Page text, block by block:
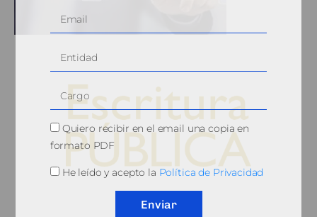
Quiero recibir en el email una copia en
formato PDF
He leído y acepto la Política de Privacidad
Enviar